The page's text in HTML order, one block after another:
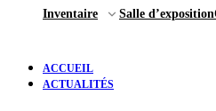
Inventaire Salle d’exposition
ACCUEIL
ACTUALITÉS